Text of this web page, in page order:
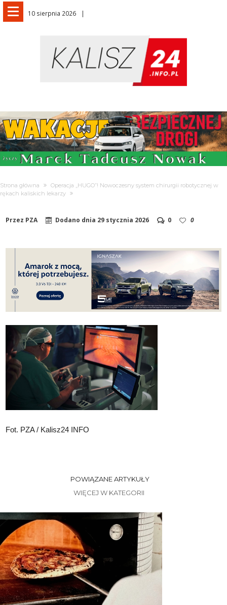
10 sierpnia 2026
Strona główna
Operacja „HUGO”! Nowoczesny system chirurgii robotycznej w
rękach kaliskich lekarzy
Przez PZA Dodano dnia 29 stycznia 2026 0 0
Fot. PZA / Kalisz24 INFO
POWIĄZANE ARTYKUŁY
WIĘCEJ W KATEGORII